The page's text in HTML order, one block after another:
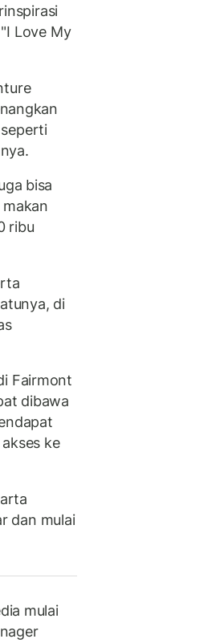
Love My
bisa
ribu
di
Fairmont
dibawa
ke
dan mulai
mulai